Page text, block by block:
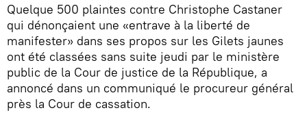
Quelque 500 plaintes contre Christophe Castaner
qui dénonçaient une «entrave à la liberté de
manifester» dans ses propos sur les Gilets jaunes
ont été classées sans suite jeudi par le ministère
public de la Cour de justice de la République, a
annoncé dans un communiqué le procureur général
près la Cour de cassation.